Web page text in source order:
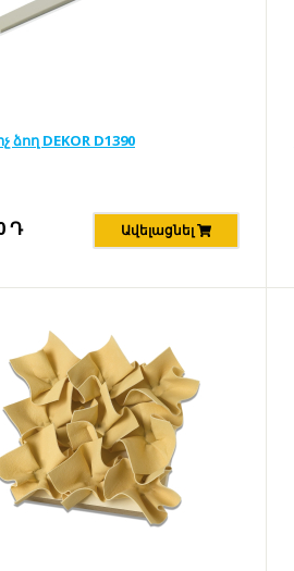
ձող DEKOR D1390
Դ Ավելացնել